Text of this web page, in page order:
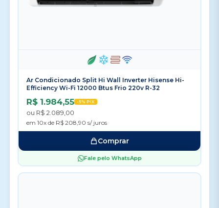
Ar Condicionado Split Hi Wall Inverter Hisense Hi-
Efficiency Wi-Fi 12000 Btus Frio 220v R-32
R$ 1.984,55 -5% PIX
ou R$ 2.089,00
em 10x de R$ 208,90 s/ juros
Comprar
Fale pelo WhatsApp